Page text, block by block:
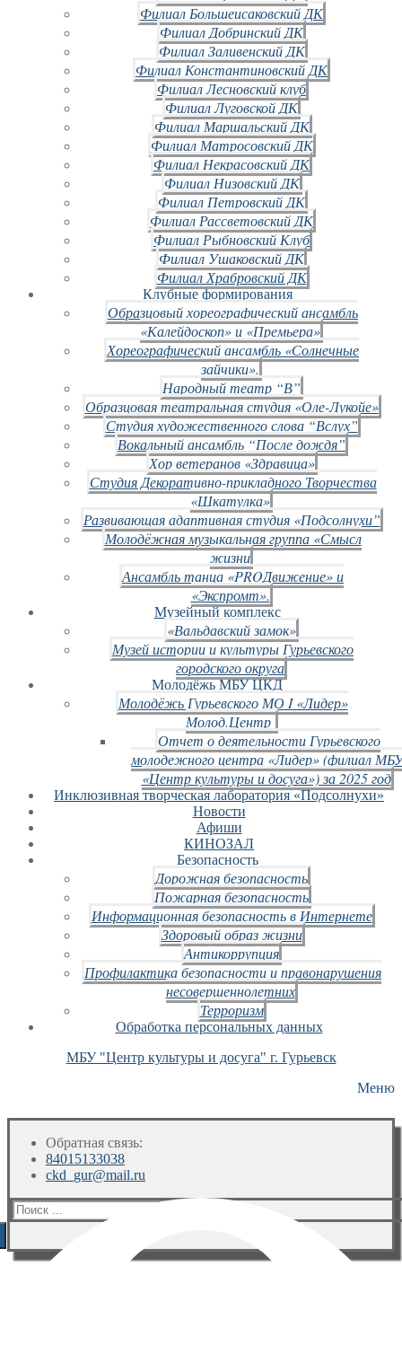
Филиал Большеисаковский ДК
Филиал Добринский ДК
Филиал Заливенский ДК
Филиал Константиновский ДК
Филиал Лесновский клуб
Филиал Луговской ДК
Филиал Маршальский ДК
Филиал Матросовский ДК
Филиал Некрасовский ДК
Филиал Низовский ДК
Филиал Петровский ДК
Филиал Рассветовский ДК
Филиал Рыбновский Клуб
Филиал Ушаковский ДК
Филиал Храбровский ДК
Клубные формирования
Образцовый хореографический ансамбль
«Калейдоскоп» и «Премьера»
Хореографический ансамбль «Солнечные
зайчики».
Народный театр “В”
Образцовая театральная студия «Оле-Лукойе»
Студия художественного слова “Вслух”
Вокальный ансамбль “После дождя”
Хор ветеранов «Здравица»
Студия Декоративно-прикладного Творчества
«Шкатулка»
Развивающая адаптивная студия «Подсолнухи”
Молодёжная музыкальная группа «Смысл
жизни
Ансамбль танца «PROДвижение» и
«Экспромт».
Музейный комплекс
«Вальдавский замок»
Музей истории и культуры Гурьевского
городского округа
Молодёжь МБУ ЦКД
Молодёжь Гурьевского МО I «Лидер»
Молод.Центр
Отчет о деятельности Гурьевского
молодежного центра «Лидер» (филиал
«Центр культуры и досуга») за 2025 год
Инклюзивная творческая лаборатория «Подсолнухи»
Новости
Афиши
КИНОЗАЛ
Безопасность
Дорожная безопасность
Пожарная безопасность
Информационная безопасность в Интернете
Здоровый образ жизни
Антикоррупция
Профилактика безопасности и правонарушения
несовершеннолетних
Терроризм
Обработка персональных данных
МБУ "Центр культуры и досуга" г. Гурьевск
Меню
Обратная связь:
84015133038
ckd_gur@mail.ru
Искать: